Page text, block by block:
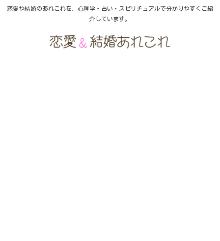
恋愛や結婚のあれこれを、心理学・占い・スピリチュアルで分かりやすくご紹
介しています。